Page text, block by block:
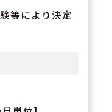
等により決定